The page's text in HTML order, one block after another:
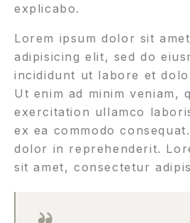
explicabo.
Lorem ipsum dolor sit
adipisicing elit, sed do
incididunt ut labore et
Ut enim ad minim veniam,
exercitation ullamco
ex ea commodo
dolor in reprehenderit.
sit amet, consectetur